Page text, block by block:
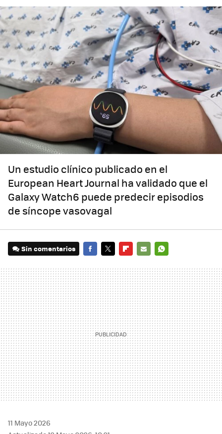
Un estudio clínico publicado en el
European Heart Journal ha validado que el
Galaxy Watch6 puede predecir episodios
de síncope vasovagal
Sin comentarios
MAIL
11 Mayo 2026